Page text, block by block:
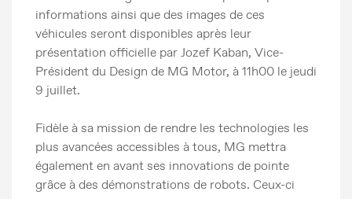
informations ainsi que des images de ces
véhicules seront disponibles après leur
présentation officielle par Jozef Kaban, Vice-
Président du Design de MG Motor, à 11h00 le jeudi
9 juillet.
Fidèle à sa mission de rendre les technologies les
plus avancées accessibles à tous, MG mettra
également en avant ses innovations de pointe
grâce à des démonstrations de robots. Ceux-ci